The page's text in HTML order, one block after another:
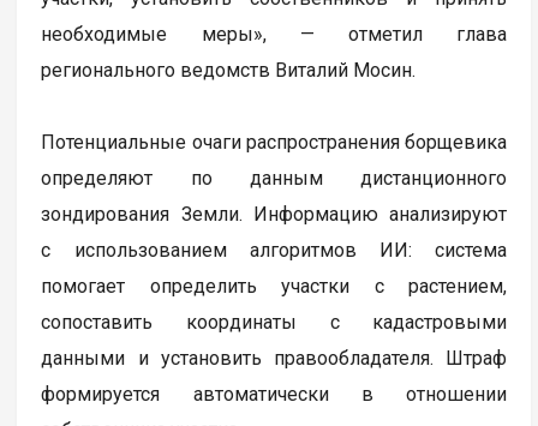
необходимые меры», — отметил глава
регионального ведомств Виталий Мосин.
Потенциальные очаги распространения борщевика
определяют по данным дистанционного
зондирования Земли. Информацию анализируют
с использованием алгоритмов ИИ: система
помогает определить участки с растением,
сопоставить координаты с кадастровыми
данными и установить правообладателя. Штраф
формируется автоматически в отношении